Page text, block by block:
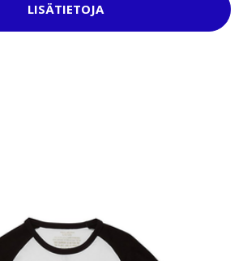
LISÄTIETOJA